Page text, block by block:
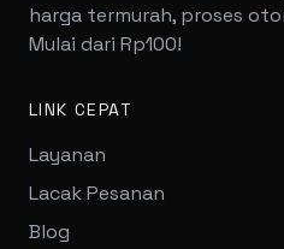
harga termurah, proses
Mulai dari Rp100!
LINK CEPAT
Layanan
Lacak Pesanan
Blog